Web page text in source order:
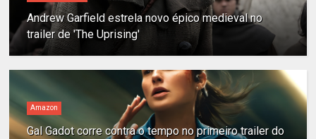
Andrew Garfield estrela novo épico medieval no
trailer de 'The Uprising'
Amazon
Gal Gadot corre contra o tempo no primeiro trailer do